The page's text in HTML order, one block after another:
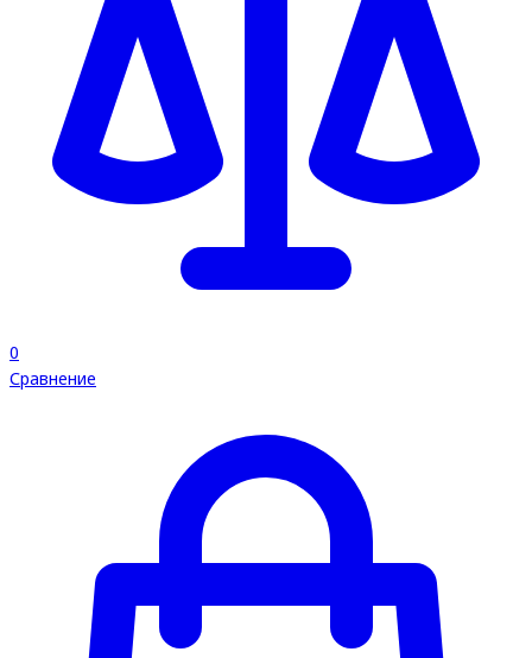
0
Сравнение